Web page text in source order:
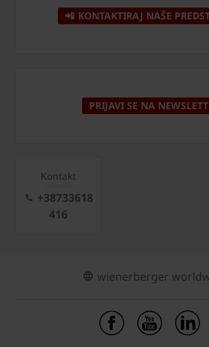
📲 KONTAKTIRAJ NAŠE
PRIJAVI SE NA
Kontakt
+38733618
416
wienerberger